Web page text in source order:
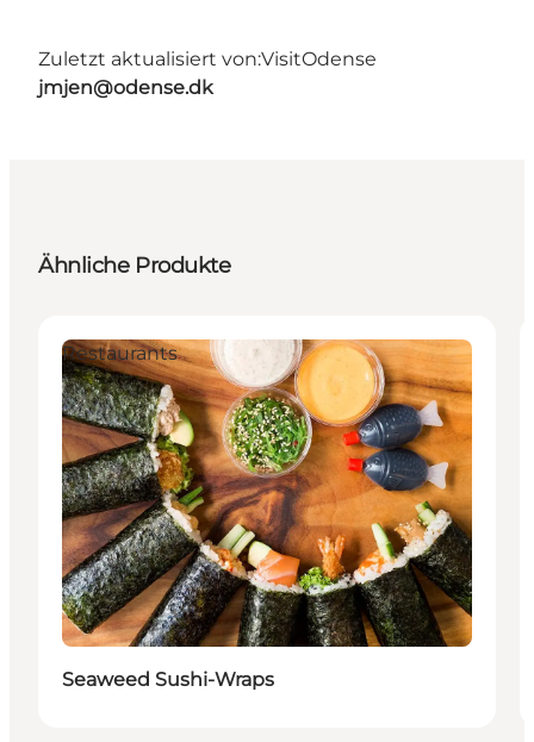
Zuletzt aktualisiert von:VisitOdense
jmjen@odense.dk
Ähnliche Produkte
Restaurants
Seaweed Sushi-Wraps